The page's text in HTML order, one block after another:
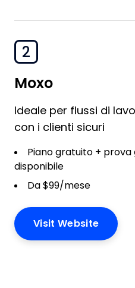
2
Moxo
Ideale per flussi di
con i clienti sicuri
Piano gratuito +
disponibile
Da $99/mese
Visit Website